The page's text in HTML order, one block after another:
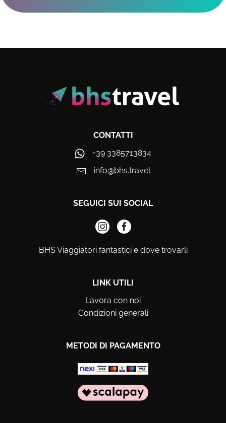
CONTATTI
+39 3385713834
info@bhs.travel
SEGUICI SUI SOCIAL
BHS Viaggiatori fantastici e dove trovarli
LINK UTILI
Lavora con noi
Condizioni generali
METODI DI PAGAMENTO